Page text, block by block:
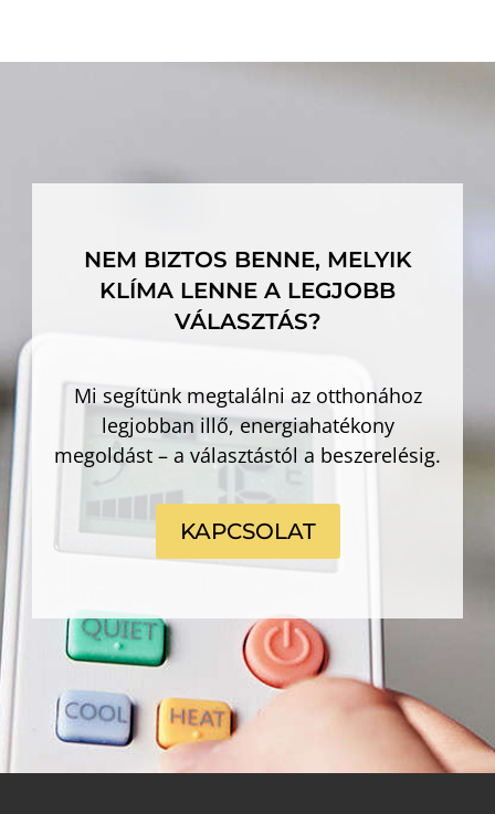
NEM BIZTOS BENNE, MELYIK
KLÍMA LENNE A LEGJOBB
VÁLASZTÁS?
Mi segítünk megtalálni az otthonához
legjobban illő, energiahatékony
megoldást – a választástól a beszerelésig.
KAPCSOLAT